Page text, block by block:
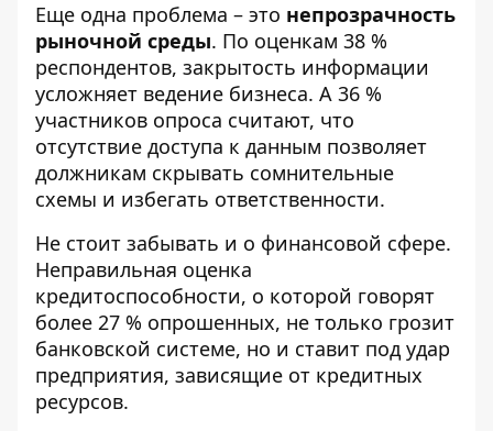
Еще одна проблема – это непрозрачность
рыночной среды. По оценкам 38 %
респондентов, закрытость информации
усложняет ведение бизнеса. А 36 %
участников опроса считают, что
отсутствие доступа к данным позволяет
должникам скрывать сомнительные
схемы и избегать ответственности.
Не стоит забывать и о финансовой сфере.
Неправильная оценка
кредитоспособности, о которой говорят
более 27 % опрошенных, не только грозит
банковской системе, но и ставит под удар
предприятия, зависящие от кредитных
ресурсов.